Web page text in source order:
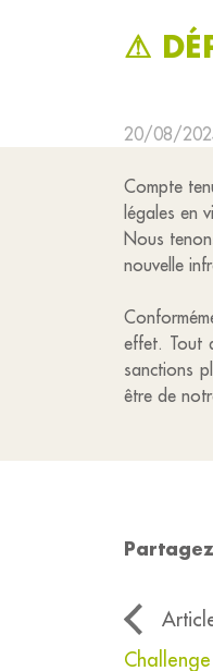
⚠
20/08/
Compte
légales en
Nous
nouvelle
effet. Tout
sanctions
être de